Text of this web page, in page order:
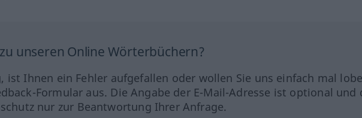
unseren Online Wörterbüchern?
ist Ihnen ein Fehler aufgefallen oder wollen Sie uns einfach mal
Formular aus. Die Angabe der E-Mail-Adresse ist optional und
nur zur Beantwortung Ihrer Anfrage.